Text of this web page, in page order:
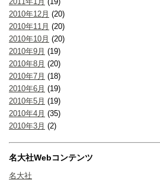
2010年12月 (20)
2010年11月 (20)
2010年10月 (20)
2010年9月 (19)
2010年8月 (20)
2010年7月 (18)
2010年6月 (19)
2010年5月 (19)
2010年4月 (35)
2010年3月 (2)
名大社Webコンテンツ
名大社